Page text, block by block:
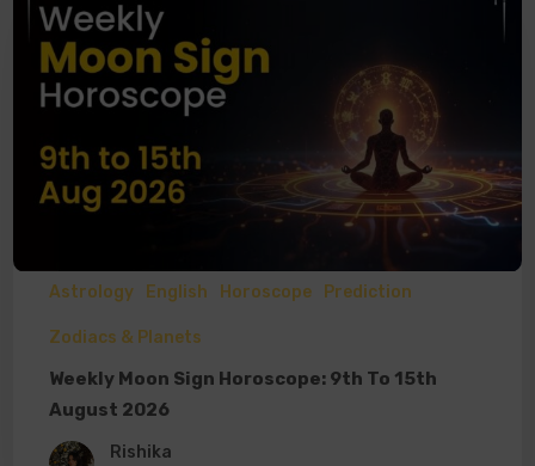
Astrology English Horoscope Prediction
Zodiacs & Planets
Weekly Moon Sign Horoscope: 9th To 15th
August 2026
Rishika